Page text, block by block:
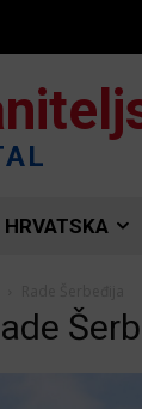
HRVATSKA